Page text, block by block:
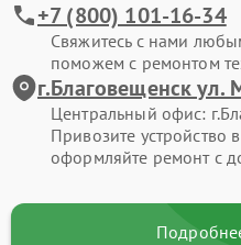
+7 (800) 101-16-34
Свяжитесь с нами
поможем с ремонтом
г.Благовещенск ул.
Центральный офис:
Привозите устройство
оформляйте ремонт с